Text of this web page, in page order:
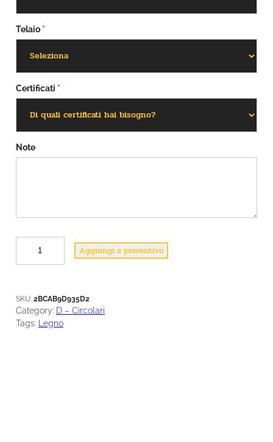
Telaio *
Certificati *
Note
9
a
n
Aggiungi a preventivo
SKU: 2BCAB9D935D2
Category: D – Circolari
Tags: Legno